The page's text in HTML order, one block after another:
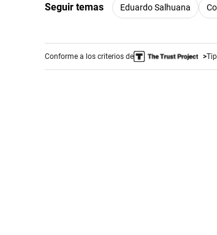
Seguir temas Eduardo Salhuana
Conforme a los criterios de